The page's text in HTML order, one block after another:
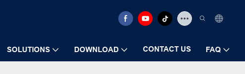
SOLUTIONS DOWNLOAD CONTACT US FAQ